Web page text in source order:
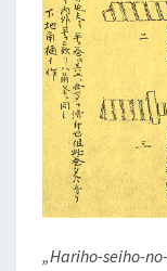
„Hariho-seiho-